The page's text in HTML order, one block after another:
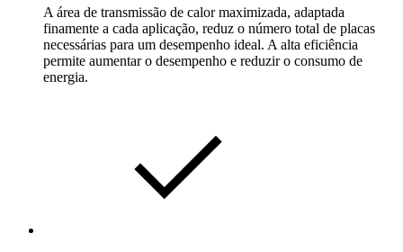
A área de transmissão de calor maximizada, adaptada
finamente a cada aplicação, reduz o número total de placas
necessárias para um desempenho ideal. A alta eficiência
permite aumentar o desempenho e reduzir o consumo de
energia.